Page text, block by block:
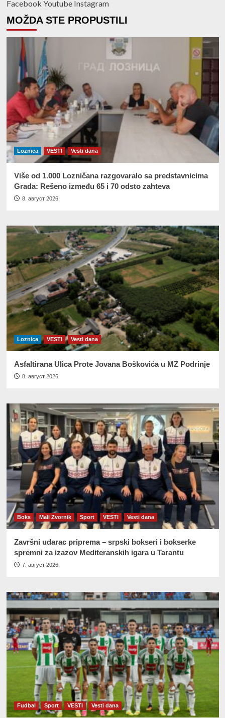
Facebook Youtube Instagram
MOŽDA STE PROPUSTILI
Loznica VESTI Vesti dana
Više od 1.000 Lozničana razgovaralo sa predstavnicima
Grada: Rešeno između 65 i 70 odsto zahteva
8. август 2026.
Loznica VESTI Vesti dana
Asfaltirana Ulica Prote Jovana Boškovića u MZ Podrinje
8. август 2026.
Boks Mali Zvornik Sport VESTI Vesti dana
Završni udarac priprema – srpski bokseri i bokserke
spremni za izazov Mediteranskih igara u Tarantu
7. август 2026.
Fudbal Sport VESTI Vesti dana